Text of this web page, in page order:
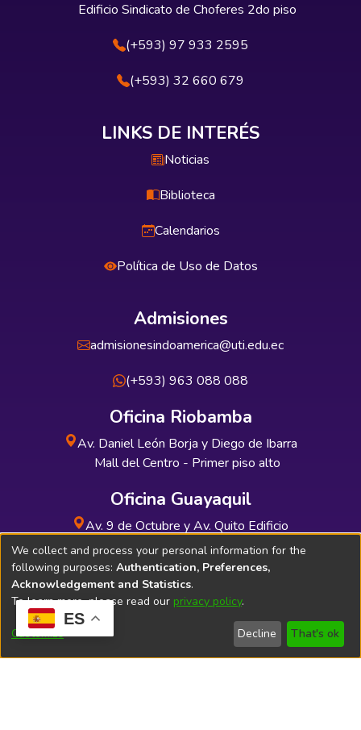
ES
Edificio Sindicato de Choferes 2do piso
(+593) 97 933 2595
(+593) 32 660 679
LINKS DE INTERÉS
Noticias
Biblioteca
Calendarios
Política de Uso de Datos
Admisiones
admisionesindoamerica@uti.edu.ec
(+593) 963 088 088
Oficina Riobamba
Av. Daniel León Borja y Diego de Ibarra
Mall del Centro - Primer piso alto
Oficina Guayaquil
Av. 9 de Octubre y Av. Quito Edificio
INDUAUTO - Planta baja
Soporte Técnico Bibliolatino.com
We collect and process your personal information for the
following purposes: Authentication, Preferences,
Acknowledgement and Statistics.
To learn more, please read our privacy policy.
Customize Decline That's ok